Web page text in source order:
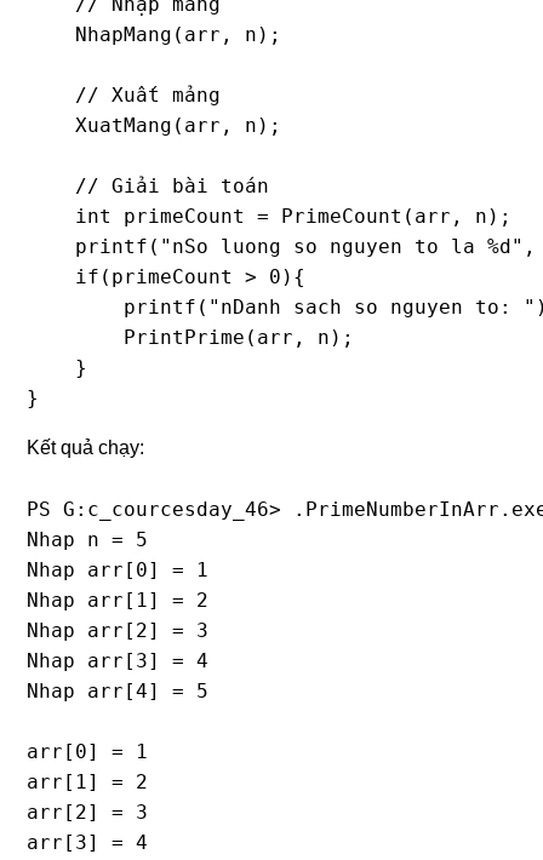
    NhapMang(arr, n);
    // Xuất mảng
    XuatMang(arr, n);
    // Giải bài toán
    int primeCount = PrimeCount(arr, n);
printf("nSo luong so nguyen to la
    if(primeCount > 0){
printf("nDanh sach so nguyen to:
        PrintPrime(arr, n);
    }
}
Kết quả chạy:
PS G:c_courcesday_46>
Nhap n = 5
Nhap arr[0] = 1
Nhap arr[1] = 2
Nhap arr[2] = 3
Nhap arr[3] = 4
Nhap arr[4] = 5
arr[0] = 1
arr[1] = 2
arr[2] = 3
arr[3] = 4